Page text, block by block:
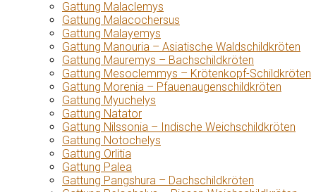
Gattung Malaclemys
Gattung Malacochersus
Gattung Malayemys
Gattung Manouria – Asiatische Waldschildkröten
Gattung Mauremys – Bachschildkröten
Gattung Mesoclemmys – Krötenkopf-Schildkröten
Gattung Morenia – Pfauenaugenschildkröten
Gattung Myuchelys
Gattung Natator
Gattung Nilssonia – Indische Weichschildkröten
Gattung Notochelys
Gattung Orlitia
Gattung Palea
Gattung Pangshura – Dachschildkröten